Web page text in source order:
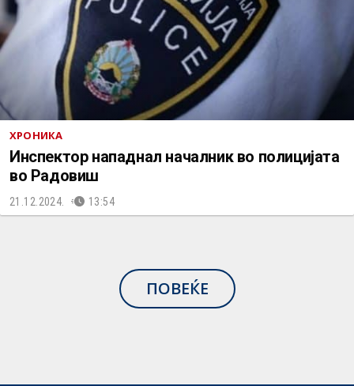
ХРОНИКА
Инспектор нападнал началник во полицијата
во Радовиш
21.12.2024. 13:54
ПОВЕЌЕ